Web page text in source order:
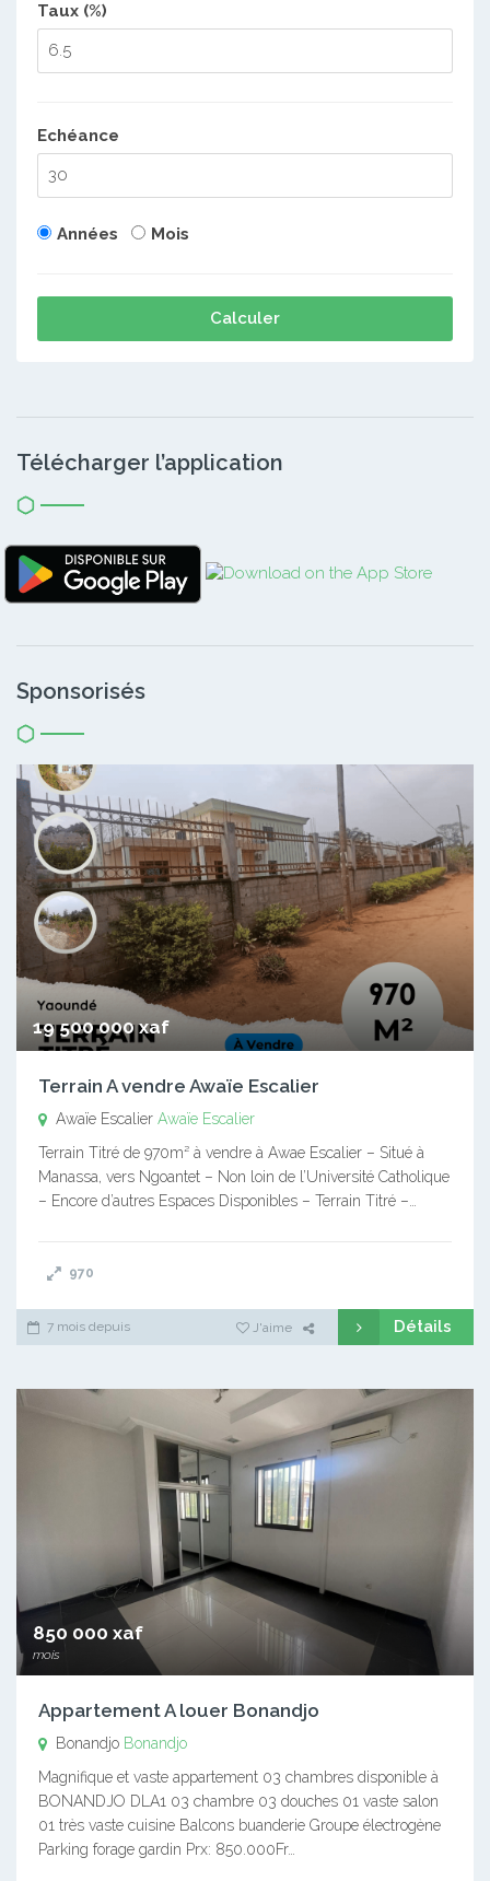
Taux (%)
Echéance
Années Mois
Calculer
Télécharger l’application
Sponsorisés
19 500 000 xaf
Terrain A vendre Awaïe Escalier
Awaïe Escalier Awaïe Escalier
Terrain Titré de 970m² à vendre à Awae Escalier – Situé à
Manassa, vers Ngoantet – Non loin de l’Université Catholique
– Encore d’autres Espaces Disponibles – Terrain Titré –…
970
7 mois depuis J'aime Détails
850 000 xaf
mois
Appartement A louer Bonandjo
Bonandjo Bonandjo
Magnifique et vaste appartement 03 chambres disponible à
BONANDJO DLA1 03 chambre 03 douches 01 vaste salon
01 très vaste cuisine Balcons buanderie Groupe électrogène
Parking forage gardin Prx: 850.000Fr…